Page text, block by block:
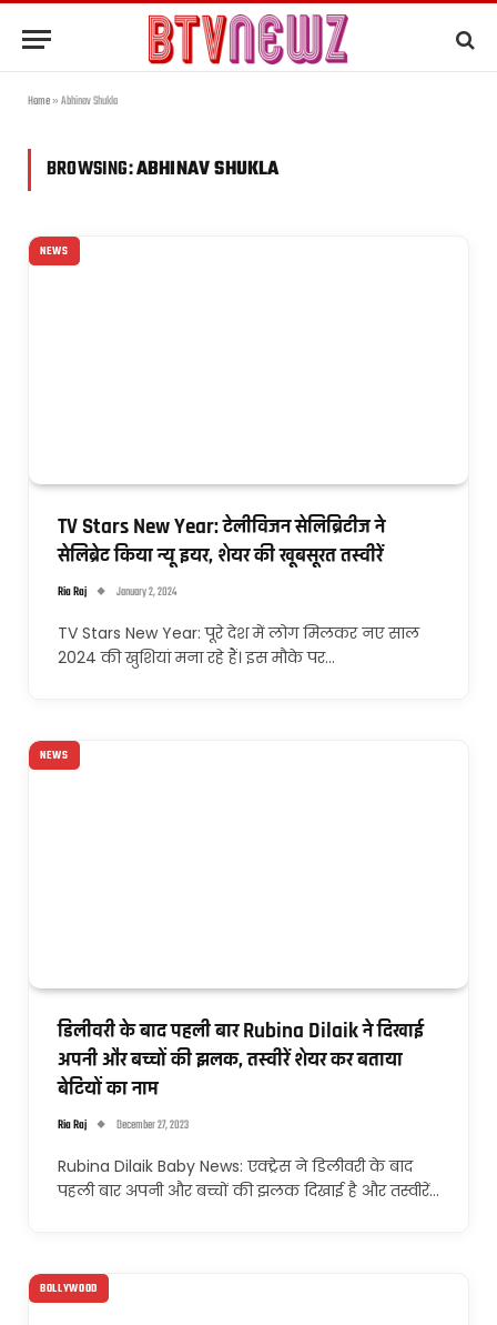
Home»Abhinav Shukla
BROWSING:ABHINAV SHUKLA
NEWS
TV Stars New Year: टेलीविजन सेलिब्रिटीज ने
सेलिब्रेट किया न्यू इयर, शेयर की खूबसूरत तस्वीरें
Ria Raj January 2, 2024
TV Stars New Year: पूरे देश में लोग मिलकर नए साल
2024 की खुशियां मना रहे हैं। इस मौके पर…
NEWS
डिलीवरी के बाद पहली बार Rubina Dilaik ने दिखाई
अपनी और बच्चों की झलक, तस्वीरें शेयर कर बताया
बेटियों का नाम
Ria Raj December 27, 2023
Rubina Dilaik Baby News: एक्ट्रेस ने डिलीवरी के बाद
पहली बार अपनी और बच्चों की झलक दिखाई है और तस्वीरें…
BOLLYWOOD